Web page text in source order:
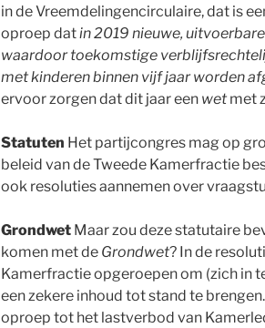
in de Vreemdelingencirculaire, dat is
oproep datin 2019 nieuwe,
waardoor toekomstige
met kinderen binnen vijf jaar worden
ervoor zorgen dat dit jaar een wet met
Statuten Het partijcongres mag op
beleid van de Tweede Kamerfractie
ook resoluties aannemen over
Grondwet Maar zou deze statutaire
komen met de Grondwet? In de
Kamerfractie opgeroepen om (zich in
een zekere inhoud tot stand te
oproep tot het lastverbod van